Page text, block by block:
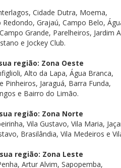
Cidade Dutra, Moema,
Grajaú, Campo Belo,
Grande, Parelheiros, Jardim
e Jockey Club.
região: Zona Oeste
Alto da Lapa, Água Branca,
Pinheiros, Jaraguá, Barra Funda,
e Bairro do Limão.
região: Zona Norte
Vila Gustavo, Vila Maria,
Brasilândia, Vila Medeiros e
região: Zona Leste
Artur Alvim, Sapopemba,